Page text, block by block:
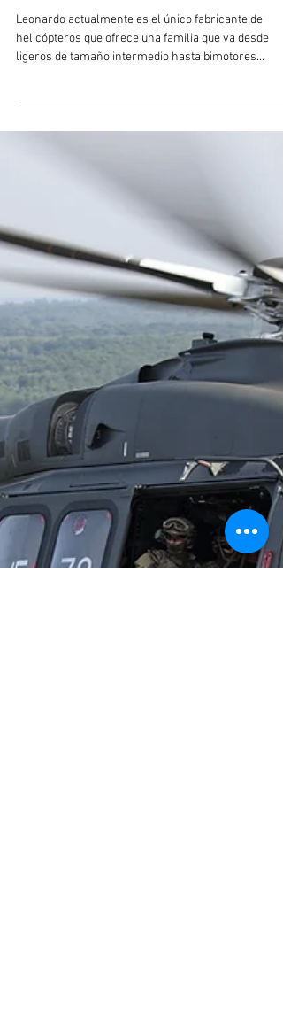
ligeros de tamaño intermedio hasta bimotores
medianos, compartiendo conceptos de diseño,
operación y mantenimiento, reduciendo costos y
haciendo más eficiente las operaciones con
helicópteros. A la hora de operar aeronaves, la
logística, el mantenimiento y el entrenamiento del
personal puede ser un problema importante cuando
se posee una flota compuesta por aeronaves de
distinto